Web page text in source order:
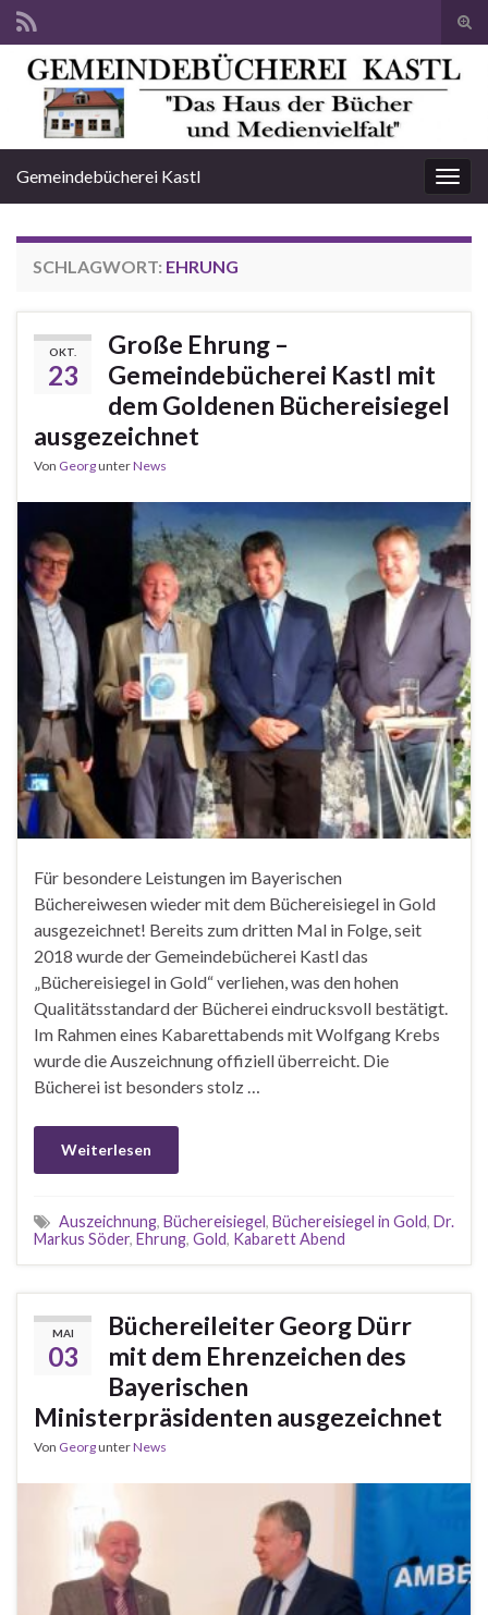
Search for:
Gemeindebücherei Kastl
SCHLAGWORT: EHRUNG
OKT.
23
Große Ehrung –
Gemeindebücherei Kastl mit
dem Goldenen Büchereisiegel
ausgezeichnet
Von GeorgunterNews
Für besondere Leistungen im Bayerischen
Büchereiwesen wieder mit dem Büchereisiegel in Gold
ausgezeichnet! Bereits zum dritten Mal in Folge, seit
2018 wurde der Gemeindebücherei Kastl das
„Büchereisiegel in Gold“ verliehen, was den hohen
Qualitätsstandard der Bücherei eindrucksvoll bestätigt.
Im Rahmen eines Kabarettabends mit Wolfgang Krebs
wurde die Auszeichnung offiziell überreicht. Die
Bücherei ist besonders stolz …
Weiterlesen
Auszeichnung, Büchereisiegel, Büchereisiegel in Gold, Dr.
Markus Söder, Ehrung, Gold, Kabarett Abend
MAI
03
Büchereileiter Georg Dürr
mit dem Ehrenzeichen des
Bayerischen
Ministerpräsidenten ausgezeichnet
Von GeorgunterNews